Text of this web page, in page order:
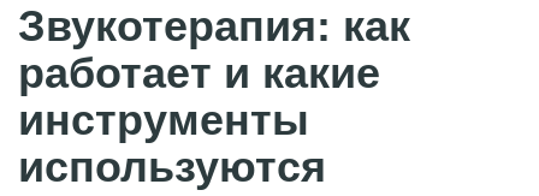
Звукотерапия: как
работает и какие
инструменты
используются